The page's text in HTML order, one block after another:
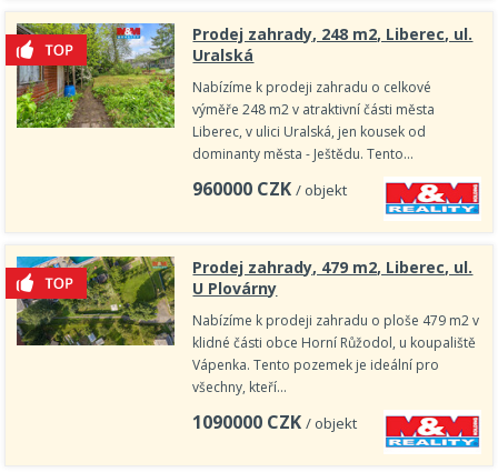
Prodej zahrady, 248 m2, Liberec, ul.
Uralská
Nabízíme k prodeji zahradu o celkové
výměře 248 m2 v atraktivní části města
Liberec, v ulici Uralská, jen kousek od
dominanty města - Ještědu. Tento…
960000 CZK / objekt
Prodej zahrady, 479 m2, Liberec, ul.
U Plovárny
Nabízíme k prodeji zahradu o ploše 479 m2 v
klidné části obce Horní Růžodol, u koupaliště
Vápenka. Tento pozemek je ideální pro
všechny, kteří…
1090000 CZK / objekt